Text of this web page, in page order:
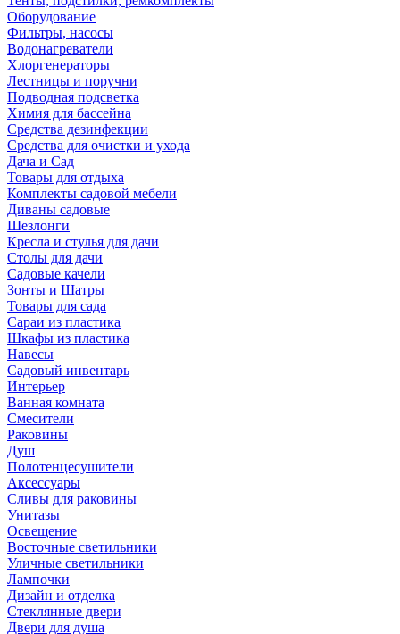
Оборудование
Фильтры, насосы
Водонагреватели
Хлоргенераторы
Лестницы и поручни
Подводная подсветка
Химия для бассейна
Средства дезинфекции
Средства для очистки и ухода
Дача и Сад
Товары для отдыха
Комплекты садовой мебели
Диваны садовые
Шезлонги
Кресла и стулья для дачи
Столы для дачи
Садовые качели
Зонты и Шатры
Товары для сада
Сараи из пластика
Шкафы из пластика
Навесы
Садовый инвентарь
Интерьер
Ванная комната
Смесители
Раковины
Душ
Полотенцесушители
Аксессуары
Сливы для раковины
Унитазы
Освещение
Восточные светильники
Уличные светильники
Лампочки
Дизайн и отделка
Стеклянные двери
Двери для душа